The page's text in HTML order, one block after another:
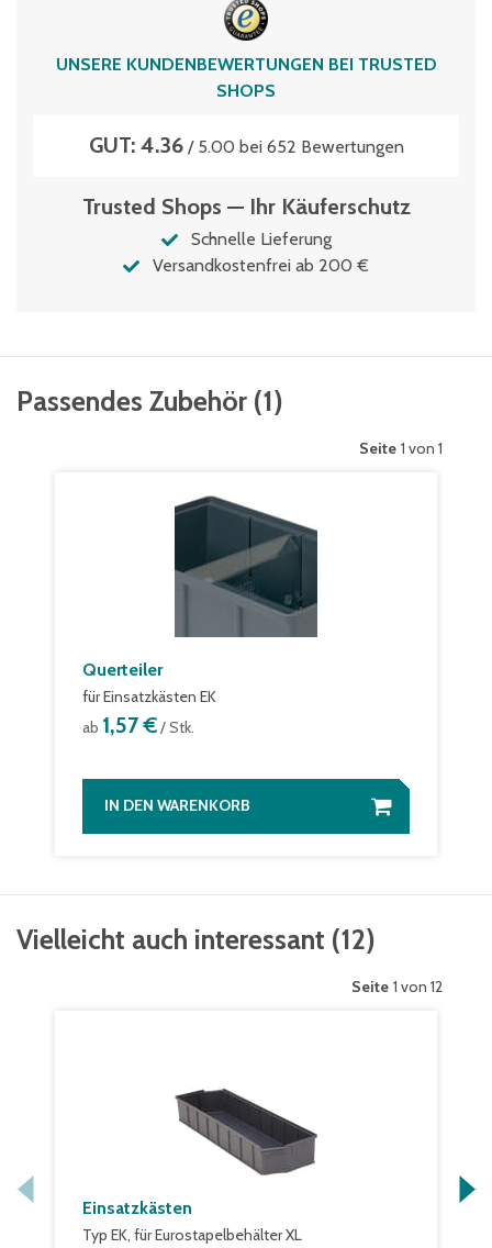
1.8 Liter
UNSERE KUNDENBEWERTUNGEN BEI TRUSTED
SHOPS
GUT: 4.36/ 5.00 bei 652 Bewertungen
Trusted Shops — Ihr Käuferschutz
Schnelle Lieferung
Versandkostenfrei ab 200 €
Passendes Zubehör (1)
Seite 1 von 1
Querteiler
für Einsatzkästen EK
ab 1,57 €/ Stk.
IN DEN WARENKORB
Vielleicht auch interessant (12)
Seite 1 von 12
Einsatzkästen
Typ EK, für Eurostapelbehälter XL